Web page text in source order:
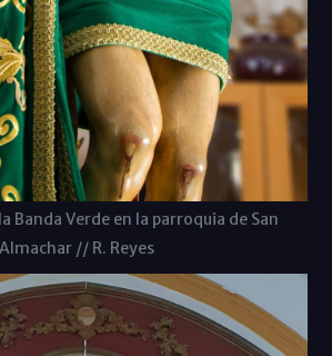
Banda Verde en la parroquia de San
// R. Reyes